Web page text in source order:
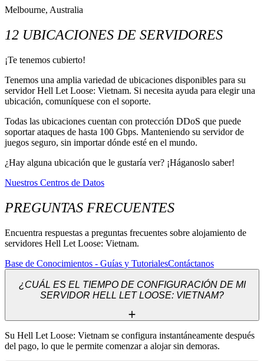
Melbourne, Australia
12 UBICACIONES DE SERVIDORES
¡Te tenemos cubierto!
Tenemos una amplia variedad de ubicaciones disponibles para su
servidor Hell Let Loose: Vietnam. Si necesita ayuda para elegir una
ubicación, comuníquese con el soporte.
Todas las ubicaciones cuentan con protección DDoS que puede
soportar ataques de hasta 100 Gbps. Manteniendo su servidor de
juegos seguro, sin importar dónde esté en el mundo.
¿Hay alguna ubicación que le gustaría ver? ¡Háganoslo saber!
Nuestros Centros de Datos
PREGUNTAS FRECUENTES
Encuentra respuestas a preguntas frecuentes sobre alojamiento de
servidores Hell Let Loose: Vietnam.
Base de Conocimientos - Guías y TutorialesContáctanos
¿CUÁL ES EL TIEMPO DE CONFIGURACIÓN DE MI
SERVIDOR HELL LET LOOSE: VIETNAM?
Su Hell Let Loose: Vietnam se configura instantáneamente después
del pago, lo que le permite comenzar a alojar sin demoras.